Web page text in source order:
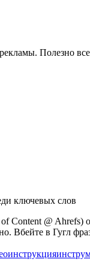
Полезно
ключевых слов
@ Ahrefs)
Вбейте в Гугл
инструкция